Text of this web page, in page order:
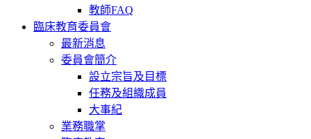
教師FAQ
臨床教育委員會
最新消息
委員會簡介
設立宗旨及目標
任務及組織成員
大事紀
業務職掌